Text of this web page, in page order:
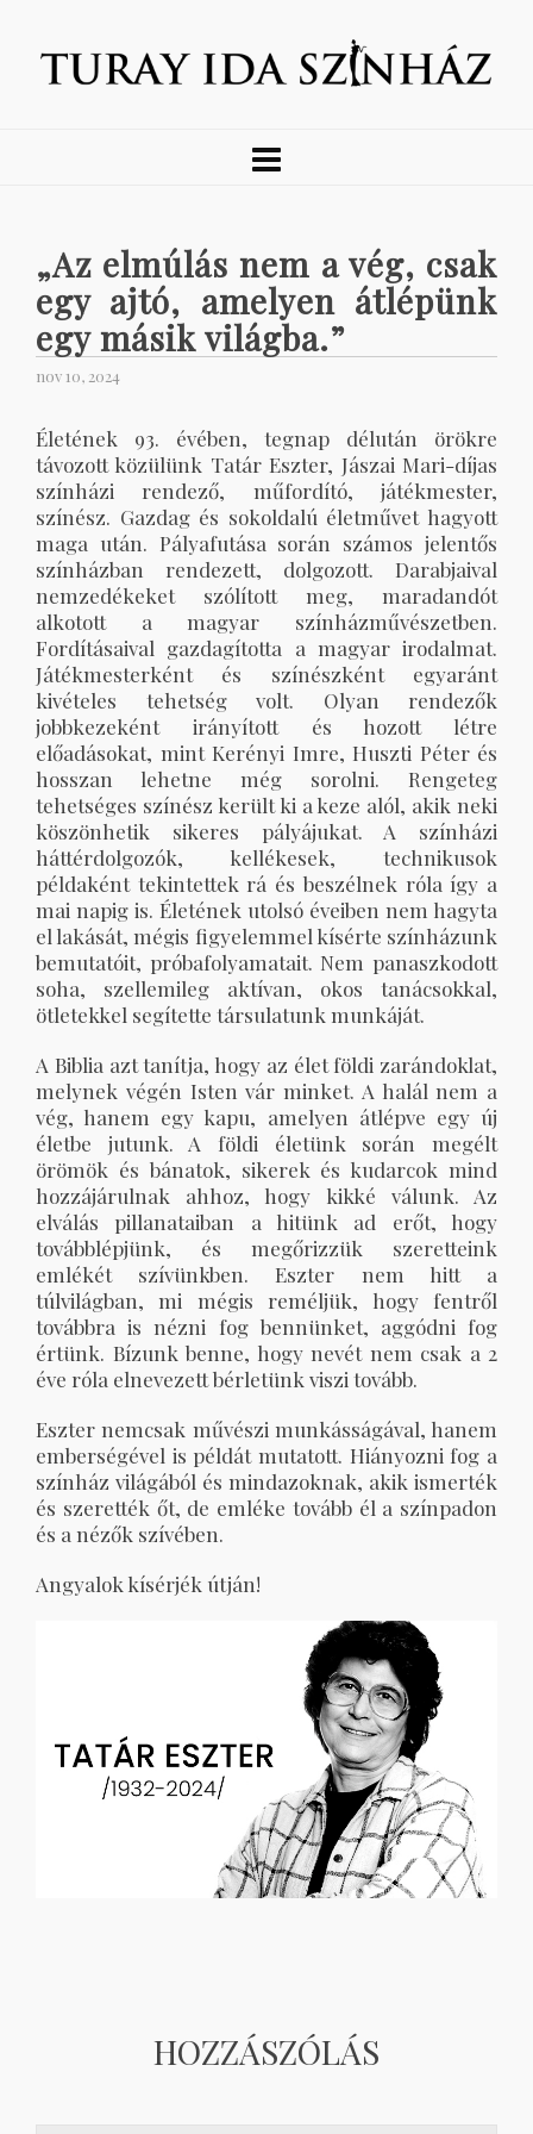
„Az elmúlás nem a vég, csak
egy ajtó, amelyen átlépünk
egy másik világba.”
nov 10, 2024
Életének 93. évében, tegnap délután örökre
távozott közülünk Tatár Eszter, Jászai Mari-díjas
színházi rendező, műfordító, játékmester,
színész. Gazdag és sokoldalú életművet hagyott
maga után. Pályafutása során számos jelentős
színházban rendezett, dolgozott. Darabjaival
nemzedékeket szólított meg, maradandót
alkotott a magyar színházművészetben.
Fordításaival gazdagította a magyar irodalmat.
Játékmesterként és színészként egyaránt
kivételes tehetség volt. Olyan rendezők
jobbkezeként irányított és hozott létre
előadásokat, mint Kerényi Imre, Huszti Péter és
hosszan lehetne még sorolni. Rengeteg
tehetséges színész került ki a keze alól, akik neki
köszönhetik sikeres pályájukat. A színházi
háttérdolgozók, kellékesek, technikusok
példaként tekintettek rá és beszélnek róla így a
mai napig is. Életének utolsó éveiben nem hagyta
el lakását, mégis figyelemmel kísérte színházunk
bemutatóit, próbafolyamatait. Nem panaszkodott
soha, szellemileg aktívan, okos tanácsokkal,
ötletekkel segítette társulatunk munkáját.
A Biblia azt tanítja, hogy az élet földi zarándoklat,
melynek végén Isten vár minket. A halál nem a
vég, hanem egy kapu, amelyen átlépve egy új
életbe jutunk. A földi életünk során megélt
örömök és bánatok, sikerek és kudarcok mind
hozzájárulnak ahhoz, hogy kikké válunk. Az
elválás pillanataiban a hitünk ad erőt, hogy
továbblépjünk, és megőrizzük szeretteink
emlékét szívünkben. Eszter nem hitt a
túlvilágban, mi mégis reméljük, hogy fentről
továbbra is nézni fog bennünket, aggódni fog
értünk. Bízunk benne, hogy nevét nem csak a 2
éve róla elnevezett bérletünk viszi tovább.
Eszter nemcsak művészi munkásságával, hanem
emberségével is példát mutatott. Hiányozni fog a
színház világából és mindazoknak, akik ismerték
és szerették őt, de emléke tovább él a színpadon
és a nézők szívében.
Angyalok kísérjék útján!
HOZZÁSZÓLÁS